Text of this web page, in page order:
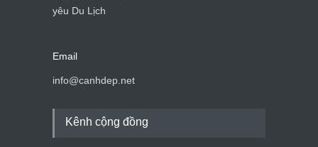
yêu Du Lịch
Email
info@canhdep.net
Kênh cộng đồng